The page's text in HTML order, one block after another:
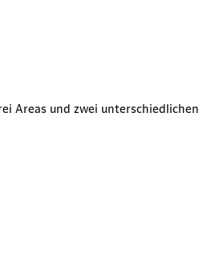
Areas und zwei unterschiedlichen